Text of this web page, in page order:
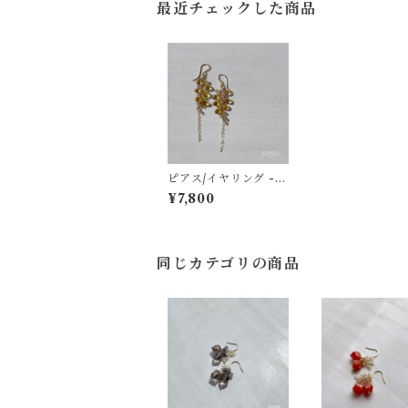
最近チェックした商品
ピアス/イヤリング -g
olden ginkgo trees-
シトリン×ペリドット×
¥7,800
同じカテゴリの商品